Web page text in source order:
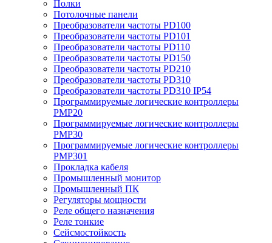
Полки
Потолочные панели
Преобразователи частоты PD100
Преобразователи частоты PD101
Преобразователи частоты PD110
Преобразователи частоты PD150
Преобразователи частоты PD210
Преобразователи частоты PD310
Преобразователи частоты PD310 IP54
Программируемые логические контроллеры
PMP20
Программируемые логические контроллеры
PMP30
Программируемые логические контроллеры
PMP301
Прокладка кабеля
Промышленный монитор
Промышленный ПК
Регуляторы мощности
Реле общего назначения
Реле тонкие
Сейсмостойкость